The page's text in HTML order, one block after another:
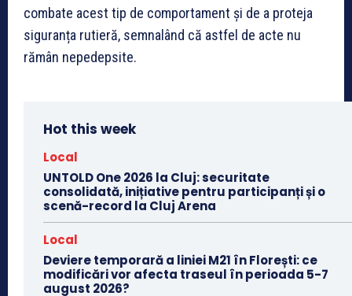
combate acest tip de comportament și de a proteja
siguranța rutieră, semnalând că astfel de acte nu
rămân nepedepsite.
Hot this week
Local
UNTOLD One 2026 la Cluj: securitate
consolidată, inițiative pentru participanți și o
scenă-record la Cluj Arena
Local
Deviere temporară a liniei M21 în Florești: ce
modificări vor afecta traseul în perioada 5-7
august 2026?